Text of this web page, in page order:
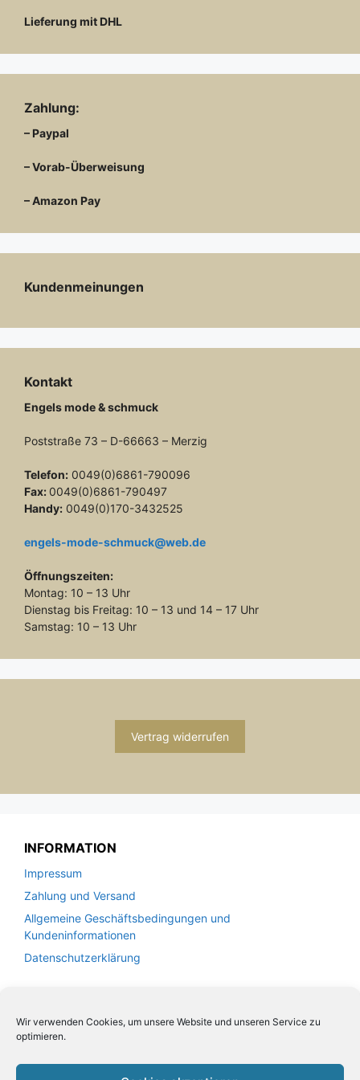
Wir verwenden Cookies, um unsere Website und unseren Service zu
optimieren.
Lieferung mit DHL
Zahlung:
– Paypal
– Vorab-Überweisung
– Amazon Pay
Kundenmeinungen
Kontakt
Engels mode & schmuck
Poststraße 73 – D-66663 – Merzig
Telefon: 0049(0)6861-790096
Fax: 0049(0)6861-790497
Handy: 0049(0)170-3432525
engels-mode-schmuck@web.de
Öffnungszeiten:
Montag: 10 – 13 Uhr
Dienstag bis Freitag: 10 – 13 und 14 – 17 Uhr
Samstag: 10 – 13 Uhr
Vertrag widerrufen
INFORMATION
Impressum
Zahlung und Versand
Allgemeine Geschäftsbedingungen und
Kundeninformationen
Datenschutzerklärung
Kontakt